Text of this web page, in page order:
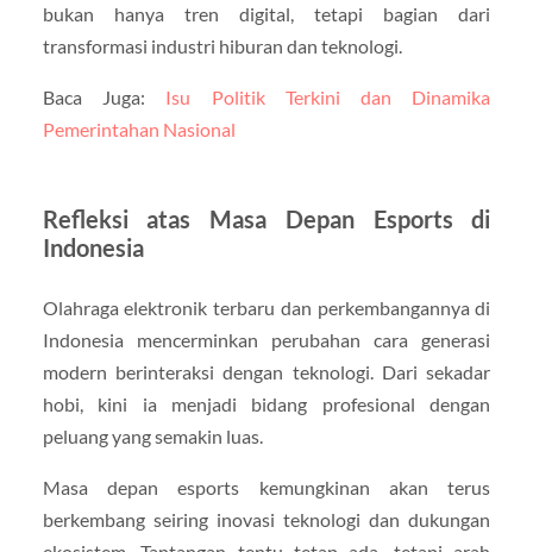
bukan hanya tren digital, tetapi bagian dari
transformasi industri hiburan dan teknologi.
Baca Juga: Isu Politik Terkini dan Dinamika
Pemerintahan Nasional
Refleksi atas Masa Depan Esports di
Indonesia
Olahraga elektronik terbaru dan perkembangannya di
Indonesia mencerminkan perubahan cara generasi
modern berinteraksi dengan teknologi. Dari sekadar
hobi, kini ia menjadi bidang profesional dengan
peluang yang semakin luas.
Masa depan esports kemungkinan akan terus
berkembang seiring inovasi teknologi dan dukungan